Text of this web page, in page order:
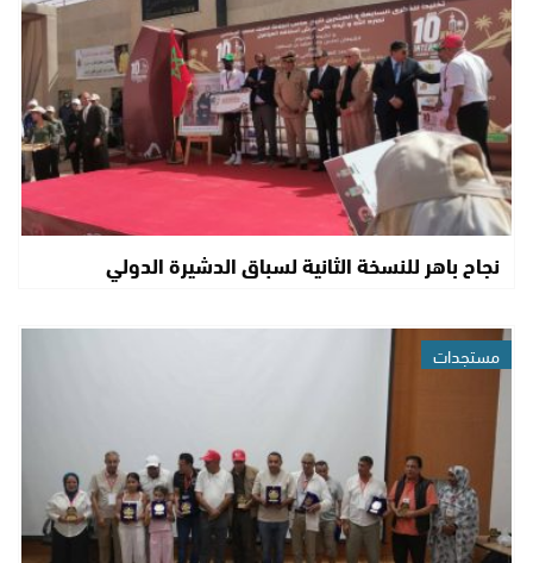
نجاح باهر للنسخة الثانية لسباق الدشيرة الدولي
مستجدات